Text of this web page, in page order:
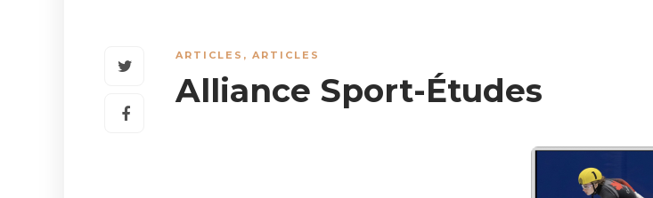
ARTICLES , ARTICLES
Alliance Sport-Études